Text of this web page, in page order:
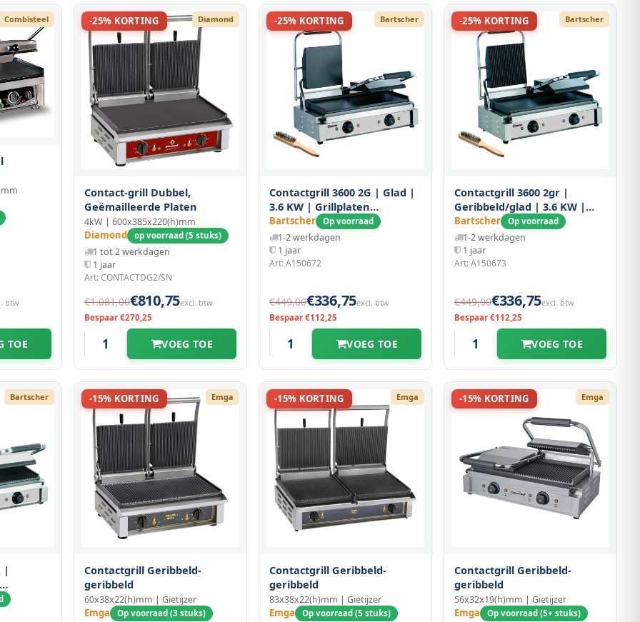
Combisteel
btw
TOE
-25% KORTING Diamond
Contact-grill Dubbel,
Geëmailleerde Platen
4kW | 600x385x220(h)mm
Diamond op voorraad (5 stuks)
1 tot 2 werkdagen
1 jaar
Art: CONTACTDG2/SN
€1.081,00€810,75excl. btw
Bespaar €270,25
VOEG TOE
-25% KORTING Bartscher
Contactgrill 3600 2G | Glad |
3.6 KW | Grillplaten
Gietijzer/geëmailleerd |
570x395x210(h)mm
Bartscher Op voorraad
1-2 werkdagen
1 jaar
Art: A150672
€449,00€336,75excl. btw
Bespaar €112,25
VOEG TOE
-25% KORTING Bartscher
Contactgrill 3600 2gr |
Geribbeld/glad | 3.6 KW |
Grillplaten
Gietijzer/geëmailleerd |
570x395x210(h)mm
Bartscher Op voorraad
1-2 werkdagen
1 jaar
Art: A150673
€449,00€336,75excl. btw
Bespaar €112,25
VOEG TOE
Bartscher
|
|
-15% KORTING Emga
Contactgrill Geribbeld-
geribbeld
60x38x22(h)mm | Gietijzer
Emga Op voorraad (3 stuks)
-15% KORTING Emga
Contactgrill Geribbeld-
geribbeld
83x38x22(h)mm | Gietijzer
Emga Op voorraad (5 stuks)
-15% KORTING Emga
Contactgrill Geribbeld-
geribbeld
56x32x19(h)mm | Gietijzer
Emga Op voorraad (5+ stuks)